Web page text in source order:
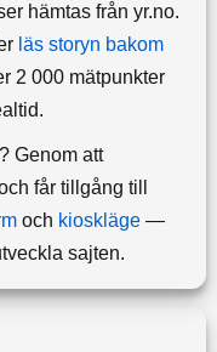
hämtas från yr.no.
läs storyn bakom
2 000 mätpunkter
Genom att
får tillgång till
och kioskläge—
sajten.